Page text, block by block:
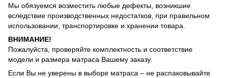
Мы обязуемся возместить любые дефекты, возникшие
вследствие производственных недостатков, при правильном
использовании, транспортировке и хранении товара.
ВНИМАНИЕ!
Пожалуйста, проверяйте комплектность и соответствие
модели и размера матраса Вашему заказу.
Если Вы не уверены в выборе матраса – не распаковывайте